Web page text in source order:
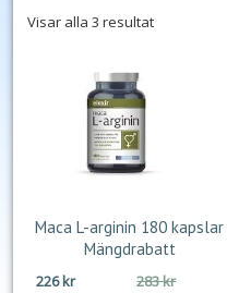
Visar alla 3 resultatSortera
Maca L-arginin 180 kapslar
Mängdrabatt
283krDet
226kr
Det